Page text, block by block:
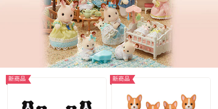
新商品 新商品